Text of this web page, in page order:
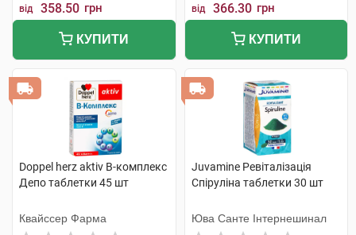
від 358.50 грн
КУПИТИ
від 366.30 грн
КУПИТИ
Doppel herz aktiv В-комплекс
Депо таблетки 45 шт
Квайссер Фарма
Juvamine Ревіталізація
Спіруліна таблетки 30 шт
Юва Санте Інтернешинал